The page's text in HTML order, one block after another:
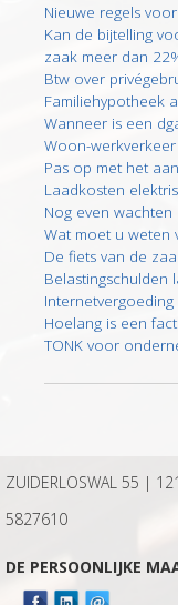
Nieuwe regels
Kan de bijtelling
zaak meer dan
Btw over
Familiehypotheek
Wanneer is een
Woon-
Pas op met het
Laadkosten
Nog even wachten
Wat moet u weten
De fiets van de
Belastingschulden
Hoelang is een
TONK voor
ZUIDERLOSWAL 55 |
5827610
DE PERSOONLIJKE